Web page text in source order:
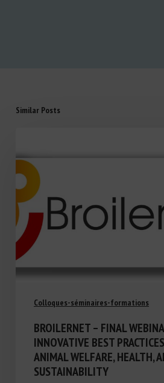
Similar Posts
Colloques-séminaires-formations
BROILERNET – FINAL
INNOVATIVE BEST
ANIMAL WELFARE, HEALTH,
SUSTAINABILITY